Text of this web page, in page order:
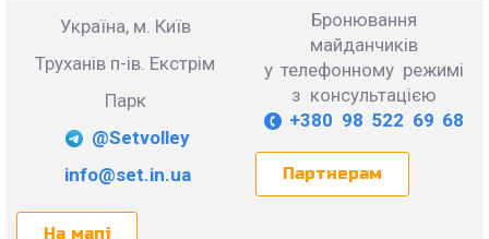
Україна, м. Київ
Труханів п-ів. Екстрім
Парк
@Setvolley
info@set.in.ua
На мапі
Бронювання
майданчиків
у телефонному режимі
з консультацією
+380 98 522 69 68
Партнерам